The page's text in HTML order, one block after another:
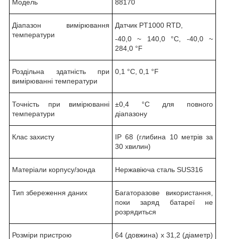
Модель 88170
Діапазон вимірювання
температури
Датчик PT1000 RTD,
-40,0 ~ 140,0 °С, -40,0 ~
284,0 °F
Роздільна здатність при
вимірюванні температури
0,1 °С, 0,1 °F
Точність при вимірюванні
температури
±0,4 °С для повного
діапазону
Клас захисту
IP 68 (глибина 10 метрів за
30 хвилин)
Матеріали корпусу/зонда Нержавіюча сталь SUS316
Тип збереження даних
Багаторазове використання,
поки заряд батареї не
розрядиться
Розміри пристрою 64 (довжина) х 31,2 (діаметр)